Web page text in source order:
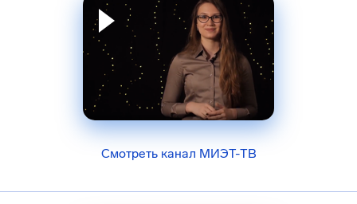
Смотреть канал МИЭТ-ТВ